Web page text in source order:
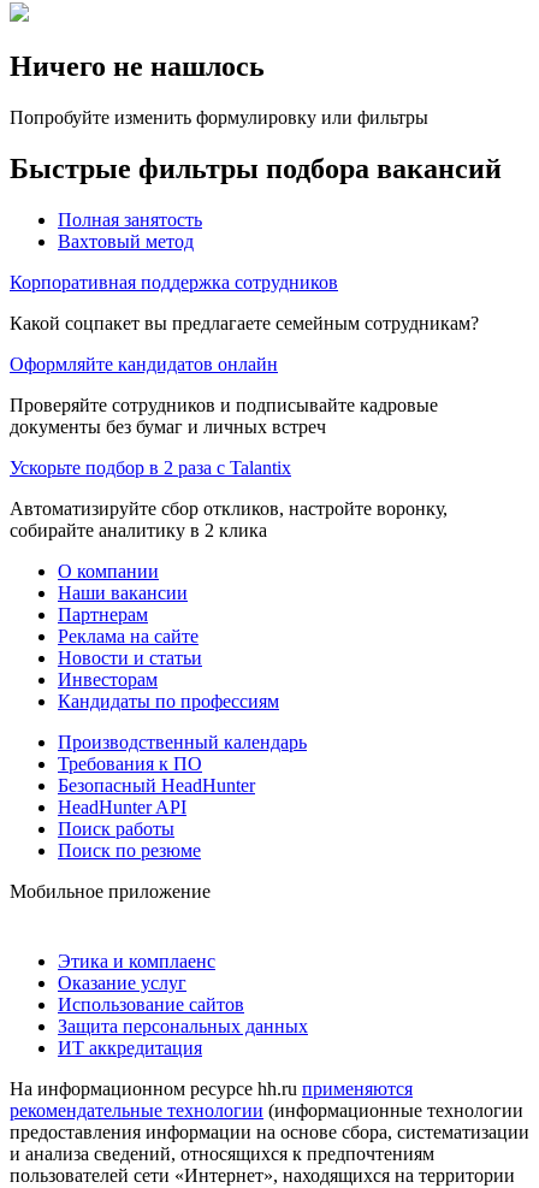
Ничего не нашлось
Попробуйте изменить формулировку или фильтры
Быстрые фильтры подбора вакансий
Полная занятость
Вахтовый метод
Корпоративная поддержка сотрудников
Какой соцпакет вы предлагаете семейным сотрудникам?
Оформляйте кандидатов онлайн
Проверяйте сотрудников и подписывайте кадровые
документы без бумаг и личных встреч
Ускорьте подбор в 2 раза с Talantix
Автоматизируйте сбор откликов, настройте воронку,
собирайте аналитику в 2 клика
О компании
Наши вакансии
Партнерам
Реклама на сайте
Новости и статьи
Инвесторам
Кандидаты по профессиям
Производственный календарь
Требования к ПО
Безопасный HeadHunter
HeadHunter API
Поиск работы
Поиск по резюме
Мобильное приложение
Этика и комплаенс
Оказание услуг
Использование сайтов
Защита персональных данных
ИТ аккредитация
На информационном ресурсе hh.ru применяются
рекомендательные технологии (информационные технологии
предоставления информации на основе сбора, систематизации
и анализа сведений, относящихся к предпочтениям
пользователей сети «Интернет», находящихся на территории